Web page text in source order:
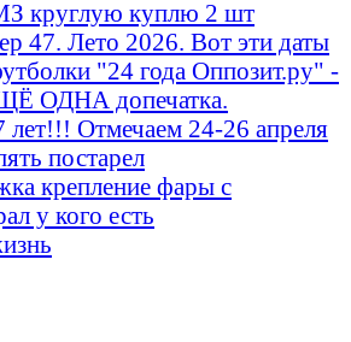
круглую куплю 2 шт
47. Лето 2026. Вот эти даты
"24 года Оппозит.ру" -
ОДНА допечатка.
лет!!! Отмечаем 24-26 апреля
постарел
крепление фары с
у кого есть